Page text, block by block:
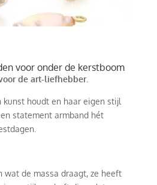
voor onder de kerstboom
de art-liefhebber.
kunst houdt en haar eigen stijl
statement armband hét
de massa draagt, ze heeft